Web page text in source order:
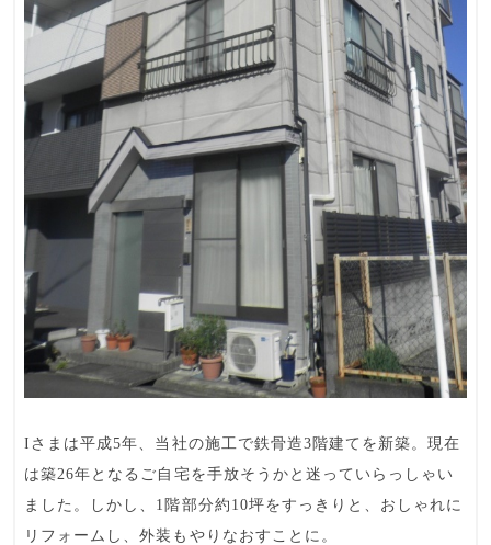
Iさまは平成5年、当社の施工で鉄骨造3階建てを新築。現在
は築26年となるご自宅を手放そうかと迷っていらっしゃい
ました。しかし、1階部分約10坪をすっきりと、おしゃれに
リフォームし、外装もやりなおすことに。